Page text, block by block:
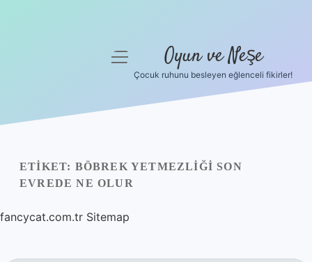
Yasal Uyarı
menüyü
Oyun ve Neşe
Çocuk ruhunu besleyen eğlenceli fikirler!
ETIKET: BÖBREK YETMEZLIĞI SON
EVREDE NE OLUR
fancycat.com.tr Sitemap